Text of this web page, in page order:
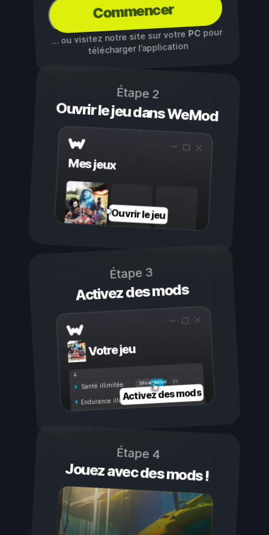
Commencer
… ou visitez notre site sur votre PCpour
télécharger l’application
Étape 2
Ouvrir le jeu dans WeMod
Mes jeux
Ouvrir le jeu
Étape 3
Activez des mods
Votre jeu
Activé
Désactivé
Santé illimitée
Endurance illimitéeActivez des mods
Étape 4
Jouez avec des mods !